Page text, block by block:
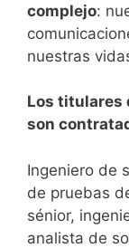
complejo:
nuestras
Los titulares
son
Ingeniero de
de pruebas
sénior,
analista de